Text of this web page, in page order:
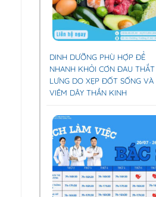
DINH DƯỠNG PHÙ HỢP ĐỂ
NHANH KHỎI CƠN ĐAU THẮT
LƯNG DO XẸP ĐỐT SỐNG VÀ
VIÊM DÂY THẦN KINH